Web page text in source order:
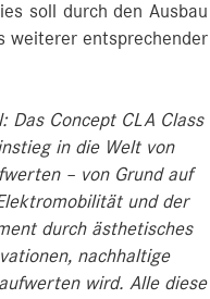
soll durch den Ausbau
weiterer entsprechender
Das Concept CLA Class
in die Welt von
– von Grund auf
und der
durch ästhetisches
nachhaltige
wird. Alle diese